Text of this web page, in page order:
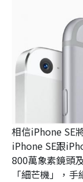
相信iPhone SE
iPhone SE跟
800萬象素鏡頭
「細芒機」，